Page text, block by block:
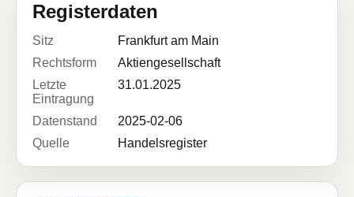
Registerdaten
Sitz
Frankfurt am Main
Rechtsform
Aktiengesellschaft
Letzte
Eintragung
31.01.2025
Datenstand
2025-02-06
Quelle
Handelsregister